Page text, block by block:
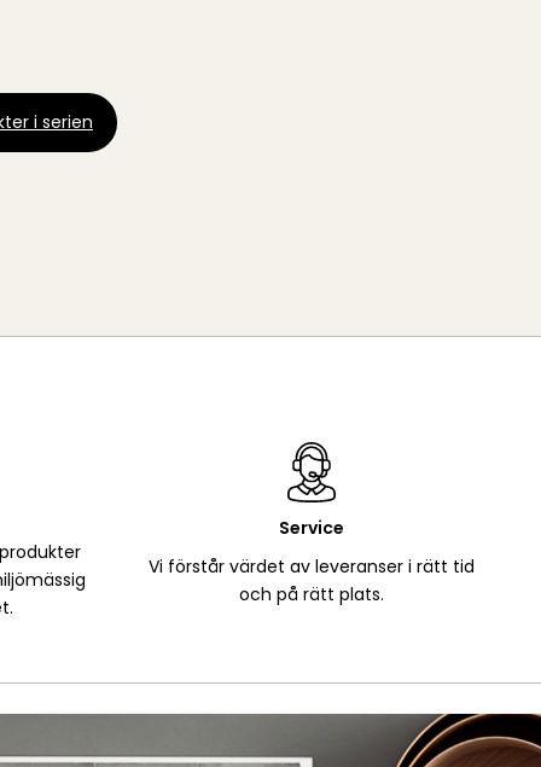
i serien
Service
Vi förstår värdet av leveranser i rätt tid
och på rätt plats.